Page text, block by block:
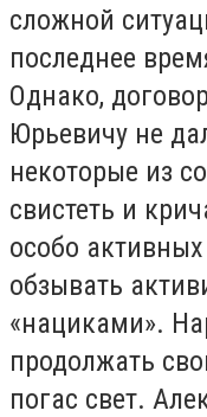
сложной
последнее
Однако,
Юрьевичу не
некоторые из
свистеть и
особо
обзывать
«нациками».
продолжать
погас свет.